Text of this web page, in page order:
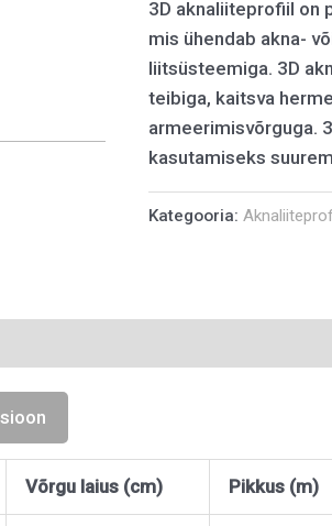
3D aknaliiteprofiil on
mis ühendab akna-
liitsüsteemiga. 3D
teibiga, kaitsva
armeerimisvõrguga.
kasutamiseks
Kategooria:
Võrgu laius (cm) Pikkus (m)